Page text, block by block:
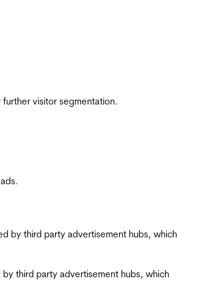
visitor segmentation.
by third party advertisement hubs, which
third party advertisement hubs, which